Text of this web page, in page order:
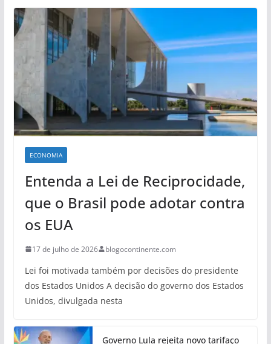
ECONOMIA
Entenda a Lei de Reciprocidade,
que o Brasil pode adotar contra
os EUA
17 de julho de 2026 blogocontinente.com
Lei foi motivada também por decisões do presidente
dos Estados Unidos A decisão do governo dos Estados
Unidos, divulgada nesta
Governo Lula rejeita novo tarifaço